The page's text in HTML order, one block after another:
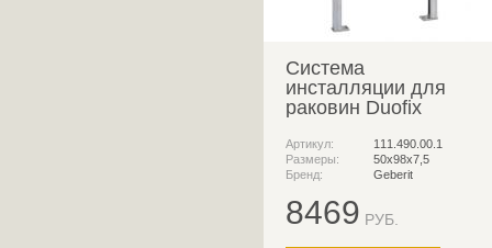
Система
инсталляции для
раковин Duofix
Артикул:
111.490.00.1
Размеры:
50x98x7,5
Бренд:
Geberit
8469 РУБ.